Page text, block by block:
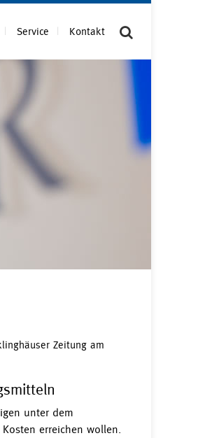
Service Kontakt
Zeitung am
unter dem
erreichen wollen.